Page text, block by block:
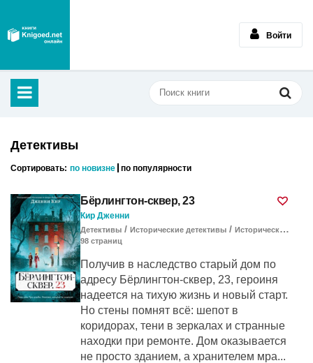
Войти
Детективы
Сортировать: по новизне по популярности
Бёрлингтон-сквер, 23
Кир Дженни
Детективы / Исторические детективы / Историческая проза
98 cтраниц
Получив в наследство старый дом по
адресу Бёрлингтон-сквер, 23, героиня
надеется на тихую жизнь и новый старт.
Но стены помнят всё: шепот в
коридорах, тени в зеркалах и странные
находки при ремонте. Дом оказывается
не просто зданием, а хранителем мра...